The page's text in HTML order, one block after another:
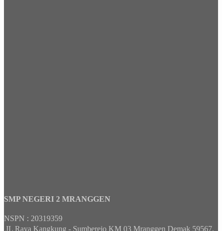
SMP NEGERI 2 MRANGGEN
NSPN : 20319359
JL Raya Kangkung - Sumberejo KM 03 Mranggen Demak 59567,